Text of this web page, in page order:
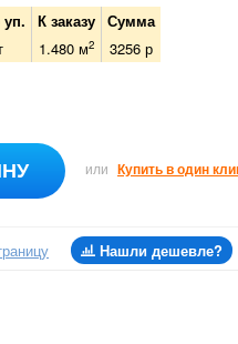
К заказу Сумма
1.480 м2 3256 р
или Купить в один
Нашли дешевле?